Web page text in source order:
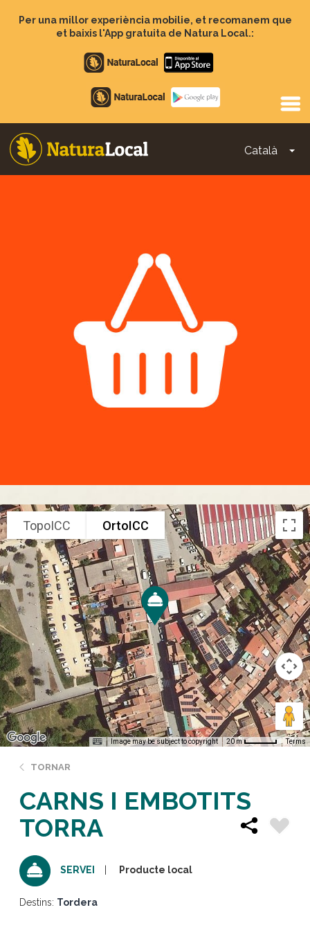
Per una millor experiència mobilie, et recomanem que
et baixis l'App gratuita de Natura Local.:
Apple
store
Google
Play
Català
Main
TopoICC OrtoICC
Image may be subject to copyright 20 m Terms
TORNAR
CARNS I EMBOTITS
TORRA
SERVEI Producte local
Destins: Tordera